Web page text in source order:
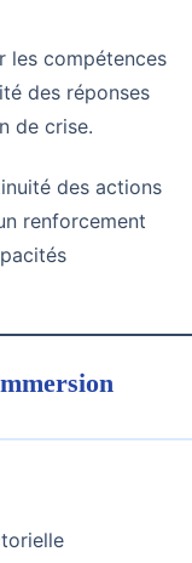
les compétences
des réponses
de crise.
des actions
renforcement